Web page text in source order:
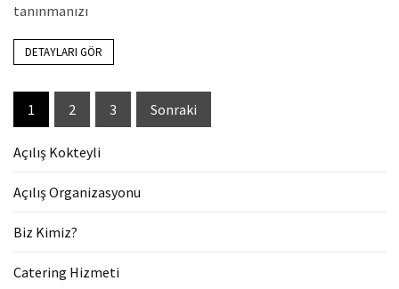
tanınmanızı
DETAYLARI GÖR
Yazı
sayfalaması
1 2 3 Sonraki
Açılış Kokteyli
Açılış Organizasyonu
Biz Kimiz?
Catering Hizmeti